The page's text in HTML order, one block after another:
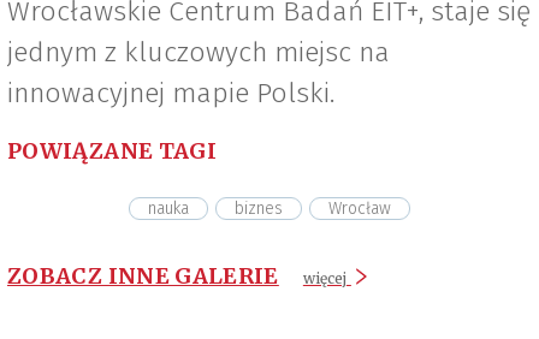
Wrocławskie Centrum Badań EIT+, staje się
jednym z kluczowych miejsc na
innowacyjnej mapie Polski.
POWIĄZANE TAGI
nauka biznes Wrocław
ZOBACZ INNE GALERIE więcej